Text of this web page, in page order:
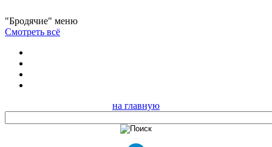
"Бродячие" меню
Смотреть всё
на главную